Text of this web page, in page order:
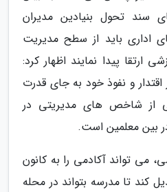
سند تحول بنیادین مدیران
اداری باید از سطح مدیریت
ارتقا پیدا نمایند اظهار کرد:
و نفوذ خود به جای قدرت
از شاخص های مدیریتی در
بین معلمین است.
می تواند آکادمی را به کانون
کند تا مدرسه بتواند در محله